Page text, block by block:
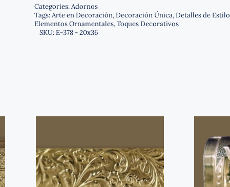
Categories:Adornos
Tags:Arte en Decoración,Decoración Única,Detalles de Estilo
Elementos Ornamentales,Toques Decorativos
SKU:E-378 - 20x36